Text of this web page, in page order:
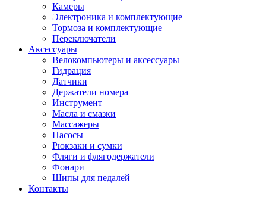
Камеры
Электроника и комплектующие
Тормоза и комплектующие
Переключатели
Аксессуары
Велокомпьютеры и аксессуары
Гидрация
Датчики
Держатели номера
Инструмент
Масла и смазки
Массажеры
Насосы
Рюкзаки и сумки
Фляги и флягодержатели
Фонари
Шипы для педалей
Контакты